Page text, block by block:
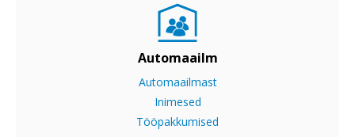
Automaailm
Automaailmast
Inimesed
Tööpakkumised